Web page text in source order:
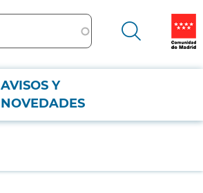
AVISOS Y
NOVEDADES